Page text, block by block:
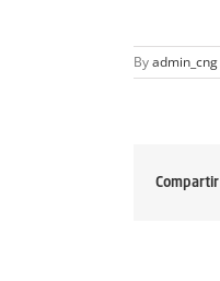
Byadmin_cng
Compartir